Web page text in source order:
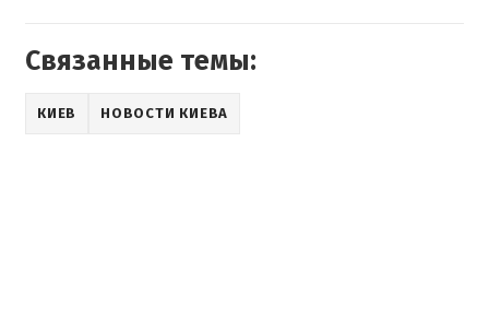
Связанные темы:
КИЕВ НОВОСТИ КИЕВА